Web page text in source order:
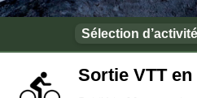
Sélection
Sortie VTT